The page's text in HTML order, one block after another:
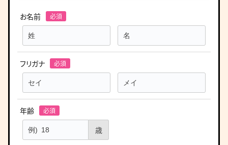
お名前
フリガナ
年齢
歳